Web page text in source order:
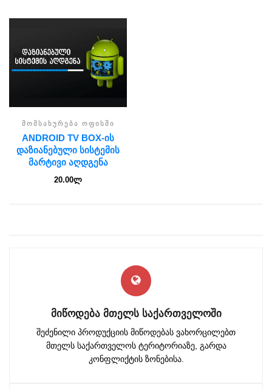
ᲛᲝᲛᲡᲐᲮᲣᲠᲔᲑᲐ ᲝᲤᲘᲡᲨᲘ
ANDROID TV BOX-ᲘᲡ
ᲓᲐᲖᲘᲐᲜᲔᲑᲣᲚᲘ ᲡᲘᲡᲢᲔᲛᲘᲡ
ᲛᲐᲠᲢᲘᲕᲘ ᲐᲦᲓᲒᲔᲜᲐ
20.00ლ
ᲛᲘᲬᲝᲓᲔᲑᲐ ᲛᲗᲔᲚᲡ ᲡᲐᲥᲐᲠᲗᲕᲔᲚᲝᲨᲘ
შეძენილი პროდუქციის მიწოდებას ვახორცილებთ
მთელს საქართველოს ტერიტორიაზე, გარდა
კონფლიქტის ზონებისა.